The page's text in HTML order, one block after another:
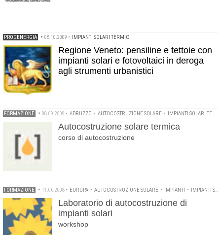
PROGENERGIA • 08.10.2009 • IMPIANTI SOLARI TERMICI
Regione Veneto: pensiline e tettoie con
impianti solari e fotovoltaici in deroga
agli strumenti urbanistici
FORMAZIONE • 08.09.2009 • ABRUZZO • AUTOCOSTRUZIONE SOLARE • IMPIANTI SOLARI TERMICI
Autocostruzione solare termica
corso di autocostruzione
FORMAZIONE • 11.06.2008 • EUROPA • AUTOCOSTRUZIONE SOLARE • IMPIANTI • IMPIANTI SOLARI TERMICI
Laboratorio di autocostruzione di
impianti solari
workshop